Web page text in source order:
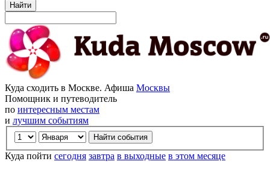
Найти
Куда сходить в Москве. Афиша Москвы
Помощник и путеводитель
по интересным местам
и лучшим событиям
Куда пойти сегодня завтра в выходные в этом месяце